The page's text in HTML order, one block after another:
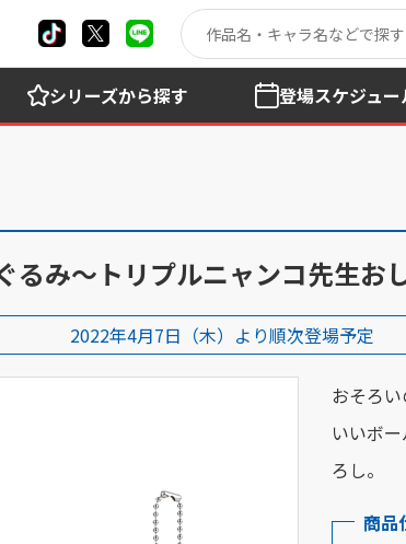
シリーズから探す 登場スケジュー
るみ～トリプルニャンコ先生お
2022年4月7日（木）より順次登場予定
おそろ
いいボ
ろし。
商品